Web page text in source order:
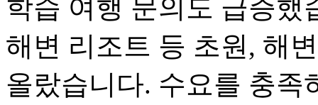
학습 여행 문의도 급증했
해변 리조트 등 초원, 해
올랐습니다. 수요를 충족